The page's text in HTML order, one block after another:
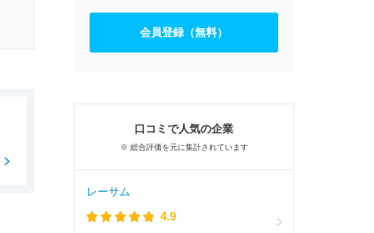
会員登録（無料）
口コミで人気の企業
※ 総合評価を元に集計されています
レーサム
4.9